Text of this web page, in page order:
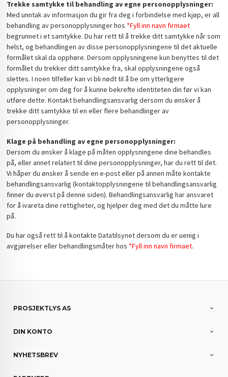
Trekke samtykke til behandling av egne personopplysninger:
Med unntak av informasjon du gir fra deg i forbindelse med kjøp, er all
behandling av personopplysninger hos *Fyll inn navn firmaet
begrunnet i et samtykke. Du har rett til å trekke ditt samtykke når som
helst, og behandlingen av disse personopplysningene til det aktuelle
formålet skal da opphøre. Dersom opplysningene kun benyttes til det
formålet du trekker ditt samtykke fra, skal opplysningene også
slettes. I noen tilfeller kan vi bli nødt til å be om ytterligere
opplysninger om deg for å kunne bekrefte identiteten din før vi kan
utføre dette. Kontakt behandlingsansvarlig dersom du ønsker å
trekke ditt samtykke til en eller flere behandlinger av
personopplysninger.
Klage på behandling av egne personopplysninger:
Dersom du ønsker å klage på måten opplysningene dine behandles
på, eller annet relatert til dine personopplysninger, har du rett til det.
Vi håper du ønsker å sende en e-post eller på annen måte kontakte
behandlingsansvarlig (kontaktopplysningene til behandlingsansvarlig
finner du øverst på denne siden). Behandlingsansvarlig har ansvaret
for å ivareta dine rettigheter, og hjelper deg med det du måtte lure
på.
Du har også rett til å kontakte Datatilsynet dersom du er uenig i
avgjørelser eller behandlingsmåter hos *Fyll inn navn firmaet.
PROSJEKTLYS AS
DIN KONTO
NYHETSBREV